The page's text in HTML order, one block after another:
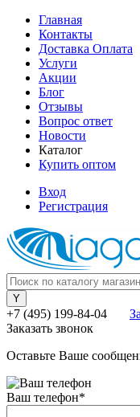
Главная
Контакты
Доставка Оплата
Услуги
Акции
Блог
Отзывы
Вопрос ответ
Новости
Каталог
Купить оптом
Вход
Регистрация
+7 (495) 199-84-04
Заказать звонок
Оставьте Ваше
Ваш телефон*